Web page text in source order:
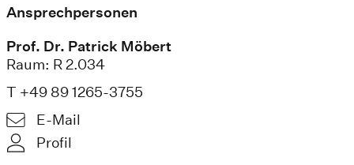
Ansprechpersonen
Prof. Dr. Patrick Möbert
Raum: R 2.034
T +49 89 1265-3755
E-Mail
Profil